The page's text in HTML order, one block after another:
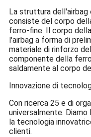
La struttura dell'airbag
consiste del corpo
ferro-fine. Il corpo
l'airbag a forma di
materiale di rinforzo
componente della
saldamente al corpo
Innovazione di
Con ricerca 25 e di
universalmente.
la tecnologia
clienti.